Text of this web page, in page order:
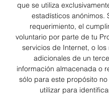
que se utiliza
estadísticos anónimos.
requerimiento, el
voluntario por parte de tu
servicios de Internet, o los
adicionales de un
información almacenada o
sólo para este propósito
utilizar para